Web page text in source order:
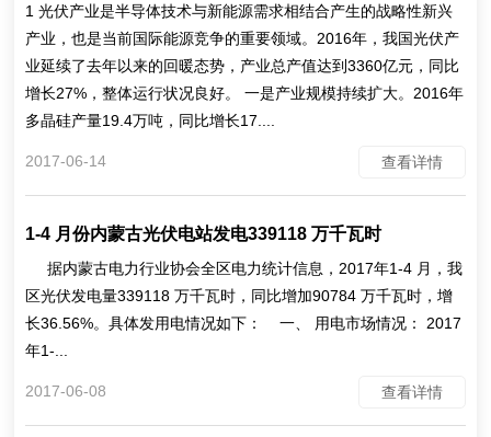
1 光伏产业是半导体技术与新能源需求相结合产生的战略性新兴
产业，也是当前国际能源竞争的重要领域。2016年，我国光伏产
业延续了去年以来的回暖态势，产业总产值达到3360亿元，同比
增长27%，整体运行状况良好。 一是产业规模持续扩大。2016年
多晶硅产量19.4万吨，同比增长17....
2017-06-14 查看详情
1-4 月份内蒙古光伏电站发电339118 万千瓦时
据内蒙古电力行业协会全区电力统计信息，2017年1-4 月，我
区光伏发电量339118 万千瓦时，同比增加90784 万千瓦时，增
长36.56%。具体发用电情况如下： 一、 用电市场情况： 2017
年1-...
2017-06-08 查看详情